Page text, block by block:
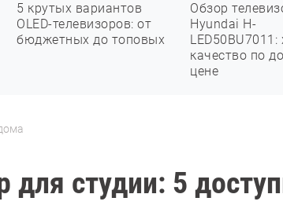
5 крутых вариантов
OLED-телевизоров: от
бюджетных до топовых
Обзор
Hyundai H-
качество по
цене
для студии: 5